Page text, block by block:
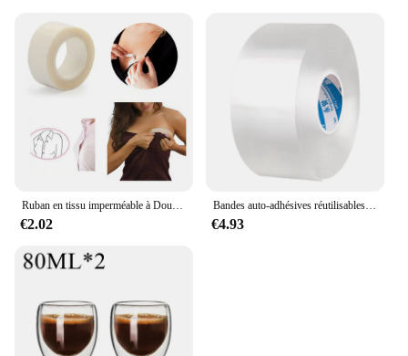
€2.02
Bandes auto-adhésives réutilisables, bande de caractère double face, étanche, aucune trace, lavable, transparent, viscosité du bain
€4.93